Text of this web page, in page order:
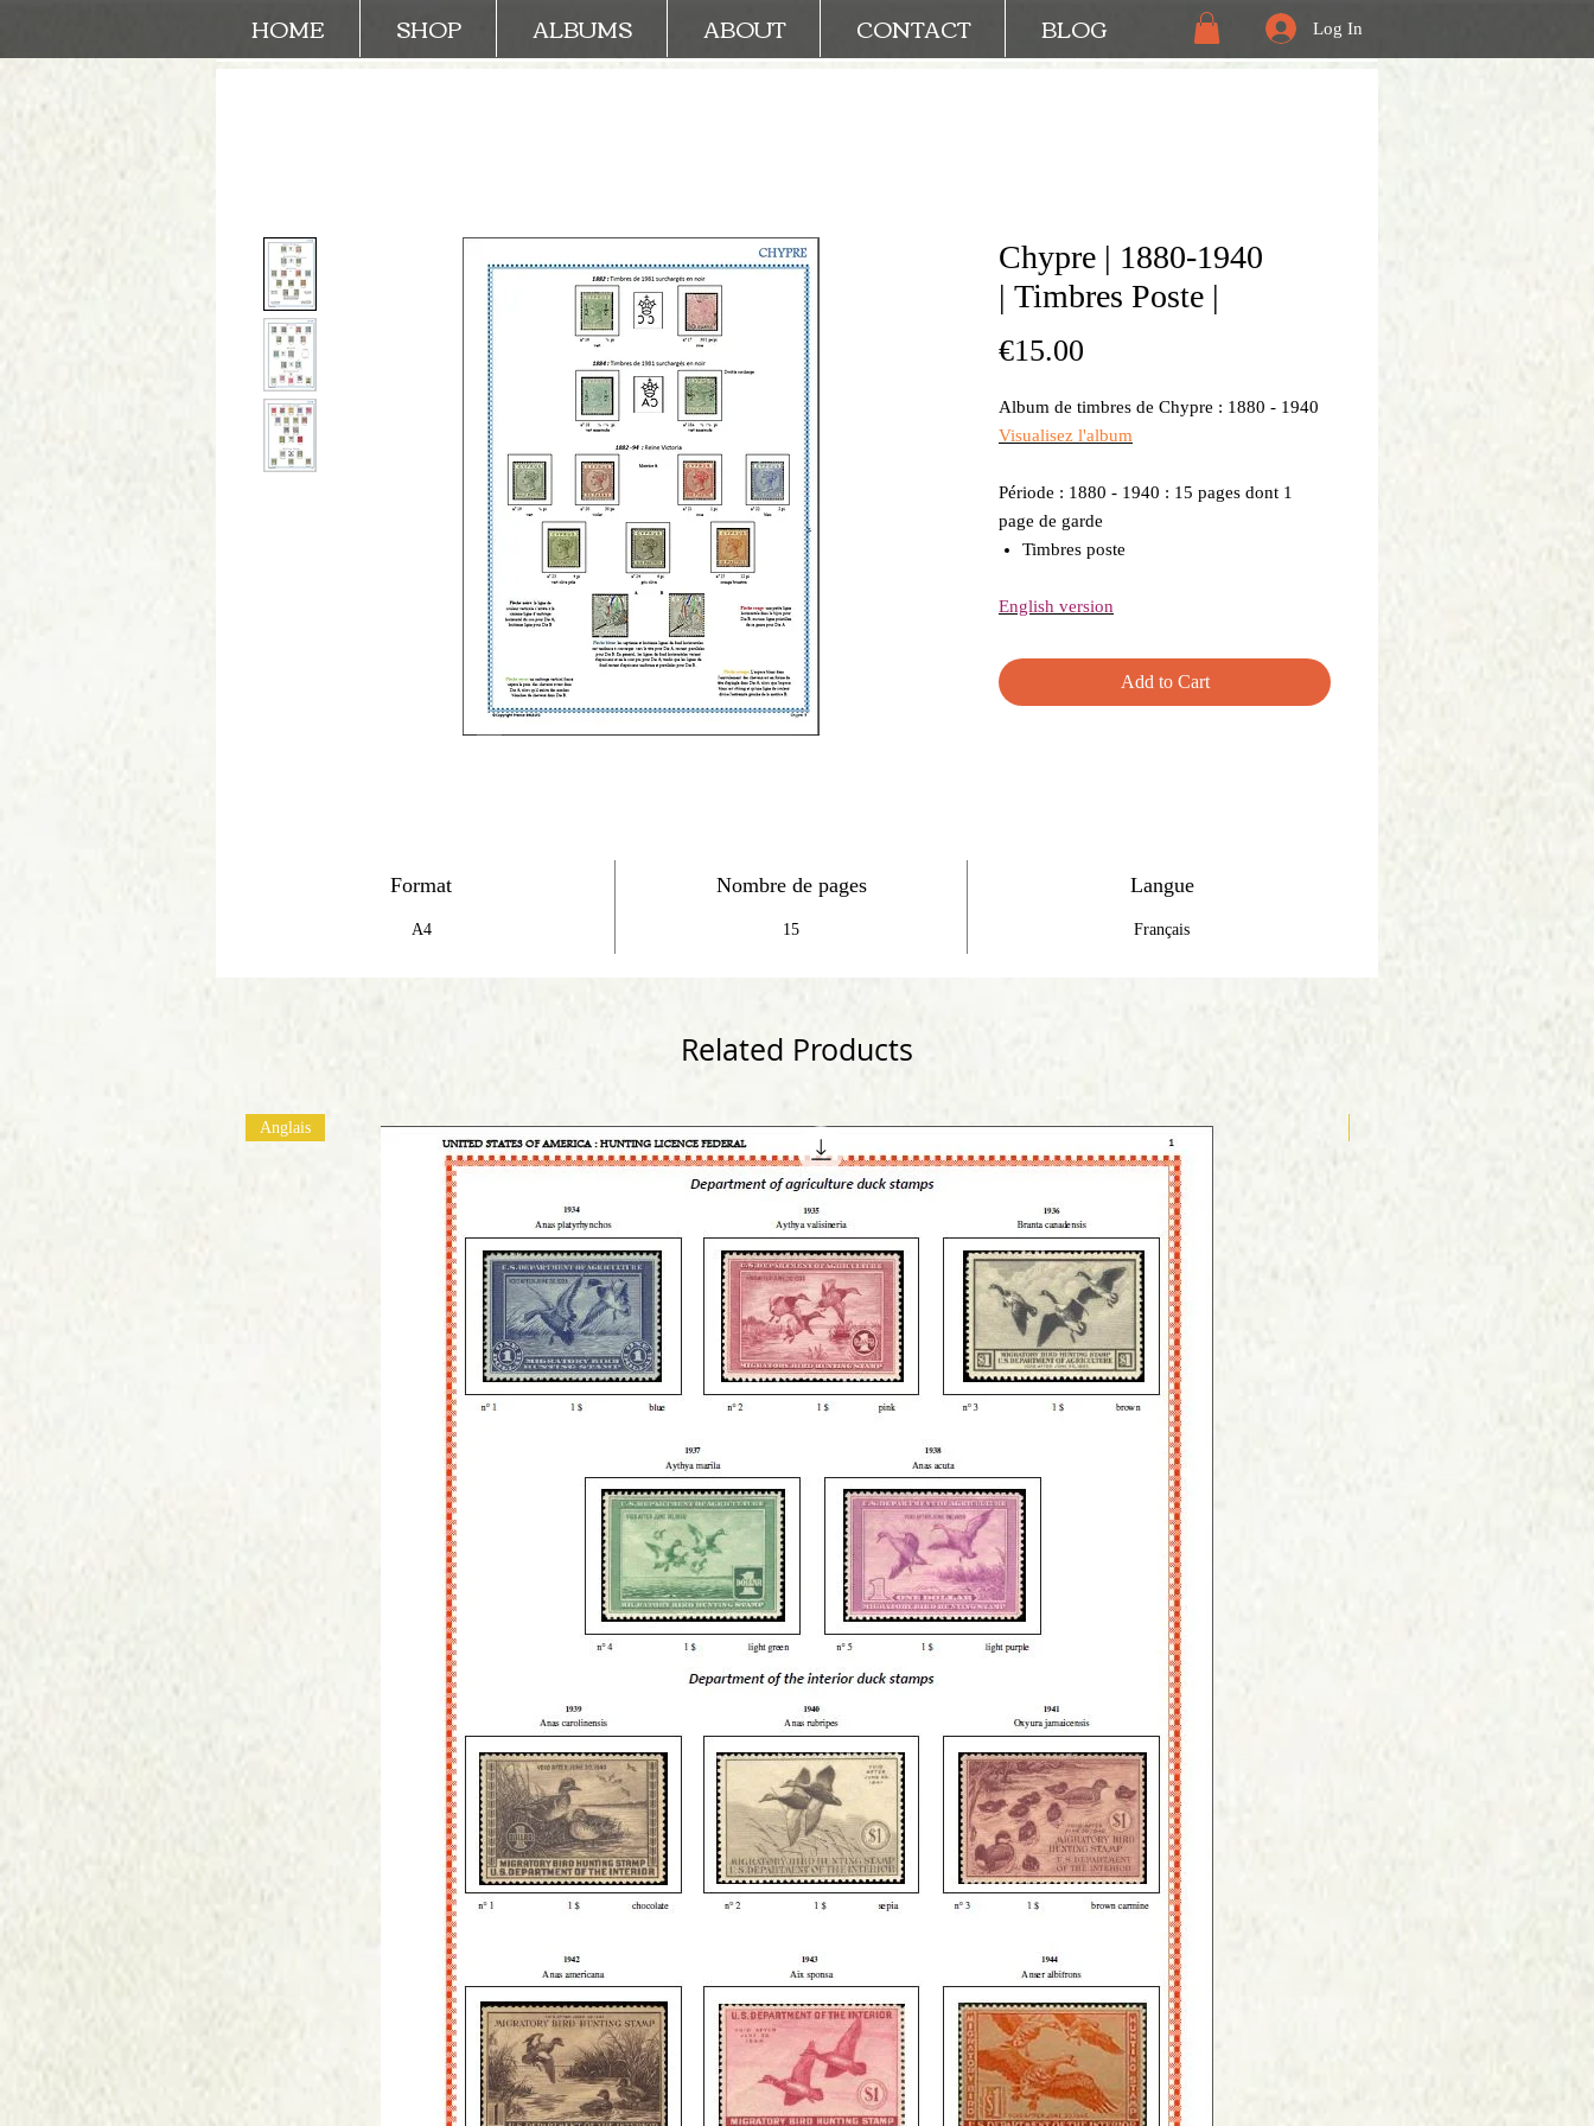
HOME SHOP ALBUMS ABOUT CONTACT BLOG Log In
Chypre | 1880-1940
| Timbres Poste |
€15.00
Album de timbres de Chypre : 1880 - 1940
Visualisez l'album
Période : 1880 - 1940 : 15 pages dont 1
page de garde
Timbres poste
English version
Add to Cart
Format
A4
Nombre de pages
15
Langue
Français
Related Products
Anglais